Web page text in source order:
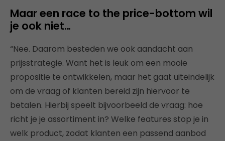
Maar een race to the price-bottom wil
je ook niet…
“Nee. Daarom besteden we ook aandacht aan
prijsstrategie. Want het is leuk om een mooie
propositie te ontwikkelen, maar het gaat uiteindelijk
om de vraag of klanten bereid zijn hiervoor te
betalen. Hierbij speelt bijvoorbeeld de vraag: hoe
richt je je assortiment in? Welke features stop je in
welk product, zodat klanten een passend aanbod